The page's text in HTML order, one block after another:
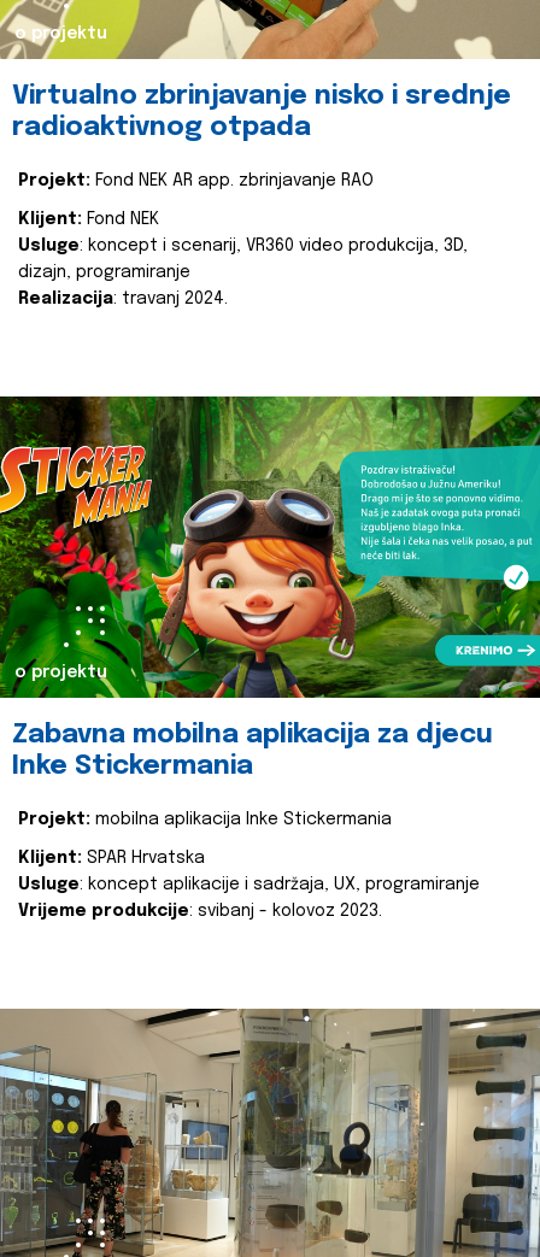
o projektu
Virtualno zbrinjavanje nisko i srednje
radioaktivnog otpada
Projekt: Fond NEK AR app. zbrinjavanje RAO
Klijent: Fond NEK
Usluge: koncept i scenarij, VR360 video produkcija, 3D,
dizajn, programiranje
Realizacija: travanj 2024.
o projektu
Zabavna mobilna aplikacija za djecu
Inke Stickermania
Projekt: mobilna aplikacija Inke Stickermania
Klijent: SPAR Hrvatska
Usluge: koncept aplikacije i sadržaja, UX, programiranje
Vrijeme produkcije: svibanj - kolovoz 2023.